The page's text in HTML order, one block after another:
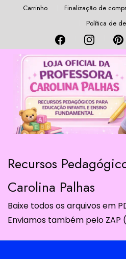
Carrinho Finalização de
Política de
Recursos
Carolina Palhas
Baixe todos os arquivos em
Enviamos também pelo ZAP